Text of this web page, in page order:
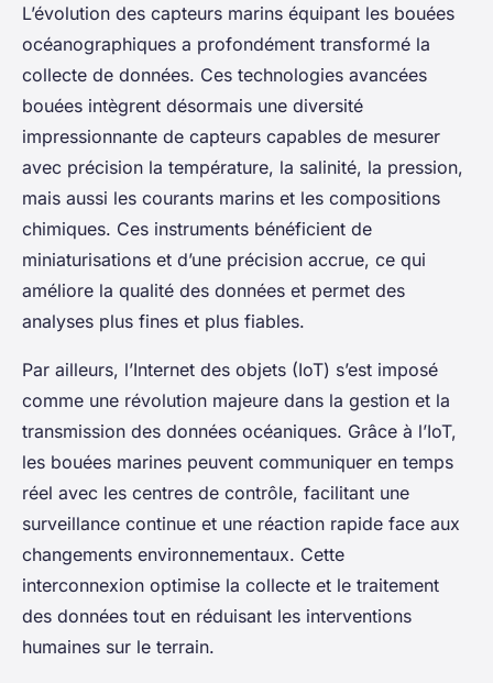
L’évolution des capteurs marins équipant les bouées
océanographiques a profondément transformé la
collecte de données. Ces technologies avancées
bouées intègrent désormais une diversité
impressionnante de capteurs capables de mesurer
avec précision la température, la salinité, la pression,
mais aussi les courants marins et les compositions
chimiques. Ces instruments bénéficient de
miniaturisations et d’une précision accrue, ce qui
améliore la qualité des données et permet des
analyses plus fines et plus fiables.
Par ailleurs, l’Internet des objets (IoT) s’est imposé
comme une révolution majeure dans la gestion et la
transmission des données océaniques. Grâce à l’IoT,
les bouées marines peuvent communiquer en temps
réel avec les centres de contrôle, facilitant une
surveillance continue et une réaction rapide face aux
changements environnementaux. Cette
interconnexion optimise la collecte et le traitement
des données tout en réduisant les interventions
humaines sur le terrain.